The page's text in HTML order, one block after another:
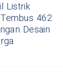
Listrik
462
Desain